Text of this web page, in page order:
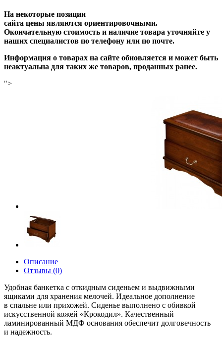
На некоторые позиции
сайта цены являются ориентировочными.
Окончательную стоимость и наличие товара уточняйте у
наших специалистов по телефону или по почте.
Информация о товарах на сайте обновляется и может быть
неактуальна для таких же товаров, проданных ранее.
">
Описание
Отзывы (0)
Удобная банкетка с откидным сиденьем и выдвижными
ящиками для хранения мелочей. Идеальное дополнение
в спальне или прихожей. Сиденье выполнено с обивкой
искусственной кожей «Крокодил». Качественный
ламинированный МДФ основания обеспечит долговечность
и надежность.